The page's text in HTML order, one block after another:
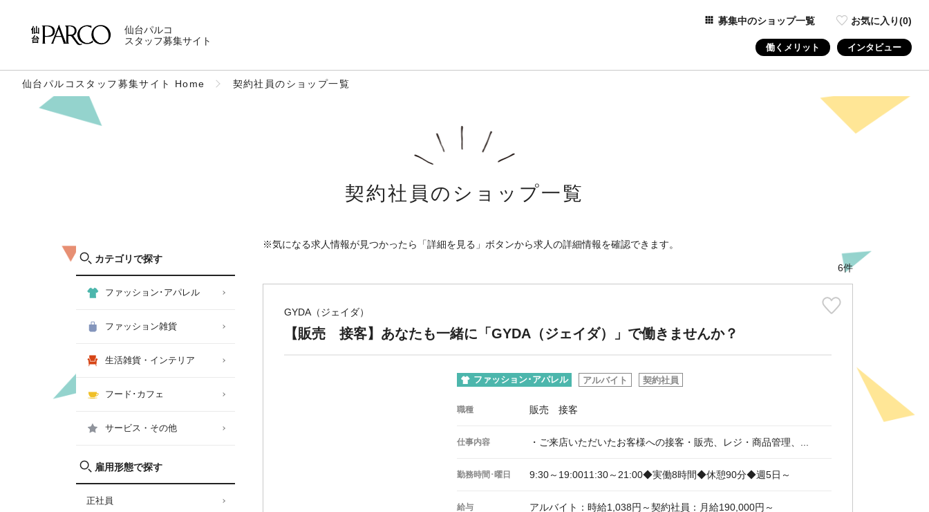
仙台パルコ
スタッフ募集サイト
募集中のショップ一覧 お気に入り(0)
働くメリット インタビュー
仙台パルコスタッフ募集サイト Home 契約社員のショップ一覧
契約社員のショップ一覧
カテゴリで探す
ファッション･アパレル
ファッション雑貨
生活雑貨・インテリア
フード･カフェ
サービス・その他
雇用形態で探す
正社員
※気になる求人情報が見つかったら「詳細を見る」ボタンから求人の詳細情報を確認できます。
6件
GYDA（ジェイダ）
【販売 接客】あなたも一緒に「GYDA（ジェイダ）」で働きませんか？
ファッション･アパレル アルバイト 契約社員
職種 販売 接客
仕事内容 ・ご来店いただいたお客様への接客・販売、レジ・商品管理、...
勤務時間･曜日 9:30～19:0011:30～21:00◆実働8時間◆休憩90分◆週5日～
給与 アルバイト：時給1,038円～契約社員：月給190,000円～